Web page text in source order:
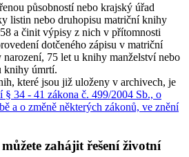
působností nebo krajský úřad
listin nebo druhopisu matriční knihy
a činit výpisy z nich v přítomnosti
dotčeného zápisu v matriční
75 let u knihy manželství nebo
knihy úmrtí.
které jsou již uloženy v archivech, je
§ 34 - 41 zákona č. 499/2004 Sb., o
a o změně některých zákonů, ve znění
zahájit řešení životní